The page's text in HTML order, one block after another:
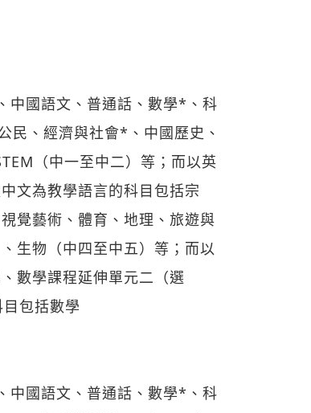
中國語文、普通話、數學*、科
民、經濟與社會*、中國歷史、
（中一至中二）等；而以英
文為教學語言的科目包括宗
覺藝術、體育、地理、旅遊與
生物（中四至中五）等；而以
數學課程延伸單元二（選
包括數學
中國語文、普通話、數學*、科